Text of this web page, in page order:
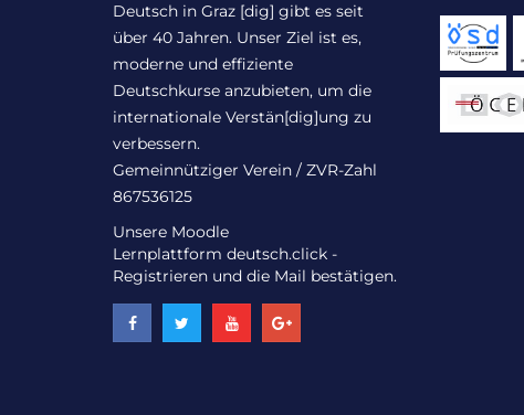
Deutsch in Graz [dig] gibt es seit
über 40 Jahren. Unser Ziel ist es,
moderne und effiziente
Deutschkurse anzubieten, um die
internationale Verstän[dig]ung zu
verbessern.
Gemeinnütziger Verein / ZVR-Zahl
867536125
Unsere Moodle
Lernplattform deutsch.click -
Registrieren und die Mail bestätigen.